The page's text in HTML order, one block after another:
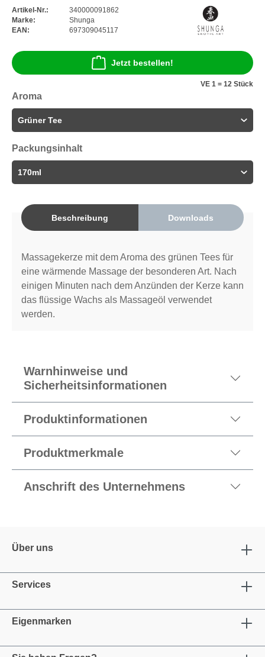
Artikel-Nr.:
340000091862
Marke:
Shunga
EAN:
697309045117
Jetzt bestellen!
VE 1 = 12 Stück
Aroma
Packungsinhalt
Beschreibung Downloads
Massagekerze mit dem Aroma des grünen Tees für
eine wärmende Massage der besonderen Art. Nach
einigen Minuten nach dem Anzünden der Kerze kann
das flüssige Wachs als Massageöl verwendet
werden.
Warnhinweise und
Sicherheitsinformationen
Produktinformationen
Produktmerkmale
Anschrift des Unternehmens
Über uns
Services
Eigenmarken